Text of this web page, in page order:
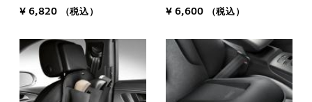
¥ 6,820 （税込） ¥ 6,600 （税込）